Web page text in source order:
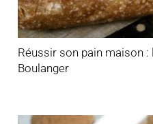
Réussir son pain maison :
Boulanger